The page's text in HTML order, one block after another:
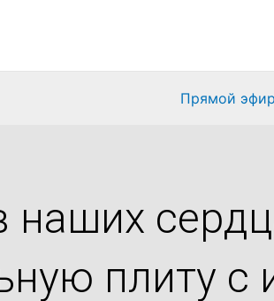
Прямой эфир
наших
плиту с